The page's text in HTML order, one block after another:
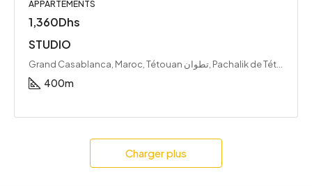
APPARTEMENTS
1,360Dhs
STUDIO
Grand Casablanca, Maroc, Tétouan تطوان, Pachalik de Tétouan باشوية تطوان, Province de Tétouan إقليم تطوان, Tanger-Tétouan-Al Hoceïma ⵟⴰⵏⵊ-ⵟⵉⵜⴰⵡⵉⵏ-ⵍⵃⵓⵙⵉⵎⴰ طنجة تطوان الحسيمة, Maroc ⵍⵎⵖⵔⵉⴱ المغرب
400m
Charger plus